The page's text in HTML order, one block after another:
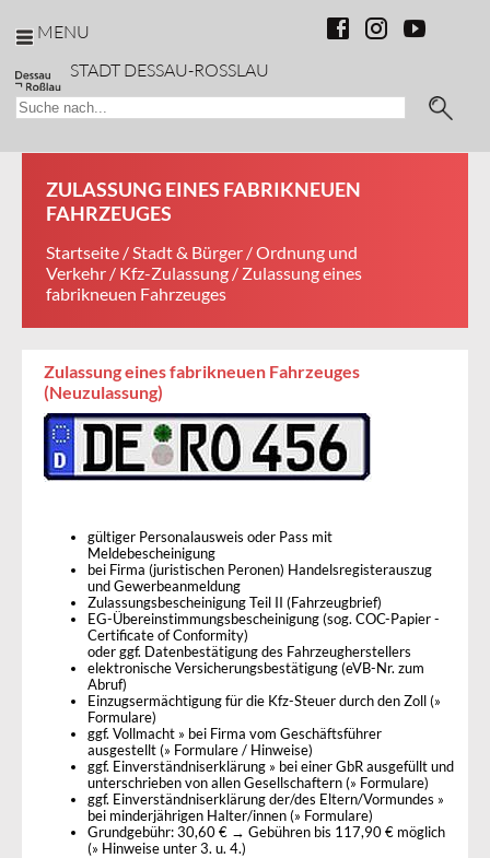
MENU
STADT DESSAU-ROSSLAU
ZULASSUNG EINES FABRIKNEUEN
FAHRZEUGES
Startseite /Stadt & Bürger /Ordnung und
Verkehr / Kfz-Zulassung / Zulassung eines
fabrikneuen Fahrzeuges
Zulassung eines fabrikneuen Fahrzeuges
(Neuzulassung)
gültiger Personalausweis oder Pass mit
Meldebescheinigung
bei Firma (juristischen Peronen) Handelsregisterauszug
und Gewerbeanmeldung
Zulassungsbescheinigung Teil II (Fahrzeugbrief)
EG-Übereinstimmungsbescheinigung (sog. COC-Papier -
Certificate of Conformity)
oder ggf. Datenbestätigung des Fahrzeugherstellers
elektronische Versicherungsbestätigung (eVB-Nr. zum
Abruf)
Einzugsermächtigung für die Kfz-Steuer durch den Zoll (»
Formulare)
ggf. Vollmacht » bei Firma vom Geschäftsführer
ausgestellt (» Formulare / Hinweise)
ggf. Einverständniserklärung » bei einer GbR ausgefüllt und
unterschrieben von allen Gesellschaftern (» Formulare)
ggf. Einverständniserklärung der/des Eltern/Vormundes »
bei minderjährigen Halter/innen (» Formulare)
Grundgebühr: 30,60 € → Gebühren bis 117,90 € möglich
(» Hinweise unter 3. u. 4.)